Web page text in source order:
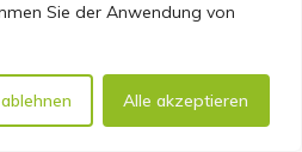
Sie der Anwendung von
Alle akzeptieren